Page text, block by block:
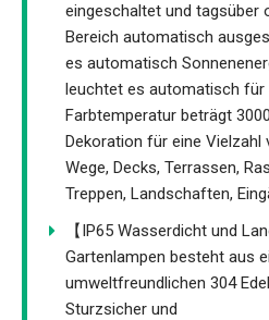
eingeschaltet und tagsüber
Bereich automatisch
es automatisch
leuchtet es automatisch für
Farbtemperatur beträgt
Dekoration für eine Vielzahl
Wege, Decks, Terrassen,
Treppen, Landschaften,
【IP65 Wasserdicht und
Gartenlampen besteht aus
umweltfreundlichen 304
Sturzsicher und